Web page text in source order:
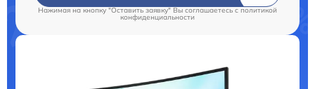
Нажимая на кнопку "Оставить заявку" Вы соглашаетесь c политикой
конфиденциальности